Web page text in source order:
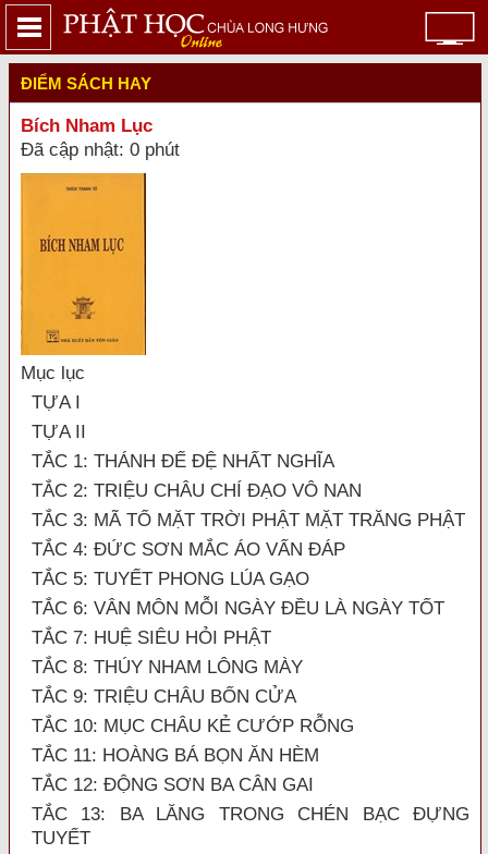
ĐIỂM SÁCH HAY
Bích Nham Lục
Đã cập nhật: 0 phút
Mục lục
TỰA I
TỰA II
TẮC 1: THÁNH ĐẾ ĐỆ NHẤT NGHĨA
TẮC 2: TRIỆU CHÂU CHÍ ĐẠO VÔ NAN
TẮC 3: MÃ TỔ MẶT TRỜI PHẬT MẶT TRĂNG PHẬT
TẮC 4: ĐỨC SƠN MẮC ÁO VẤN ĐÁP
TẮC 5: TUYẾT PHONG LÚA GẠO
TẮC 6: VÂN MÔN MỖI NGÀY ĐỀU LÀ NGÀY TỐT
TẮC 7: HUỆ SIÊU HỎI PHẬT
TẮC 8: THÚY NHAM LÔNG MÀY
TẮC 9: TRIỆU CHÂU BỐN CỬA
TẮC 10: MỤC CHÂU KẺ CƯỚP RỖNG
TẮC 11: HOÀNG BÁ BỌN ĂN HÈM
TẮC 12: ĐỘNG SƠN BA CÂN GAI
TẮC 13: BA LĂNG TRONG CHÉN BẠC ĐỰNG
TUYẾT